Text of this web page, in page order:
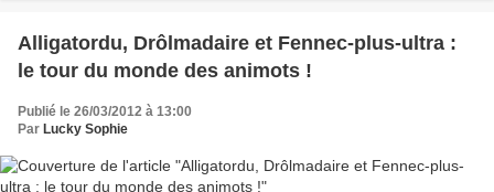
Alligatordu, Drôlmadaire et Fennec-plus-ultra :
le tour du monde des animots !
Publié le 26/03/2012 à 13:00
Par Lucky Sophie